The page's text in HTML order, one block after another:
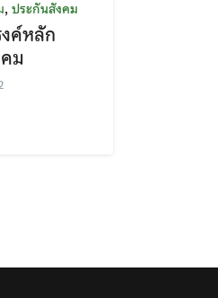
, ประกันสังคม
ค์หลัก
ม